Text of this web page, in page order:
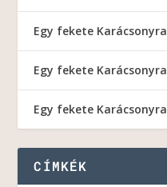
Egy fekete Karácsonyra
Egy fekete Karácsonyra
Egy fekete Karácsonyra
CÍMKÉK